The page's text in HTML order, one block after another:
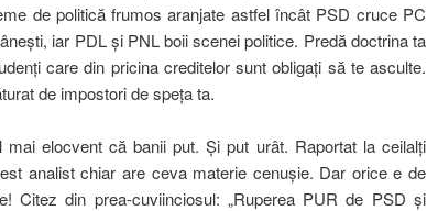
de politică frumos aranjate astfel încât PSD cruce PC
iar PDL şi PNL boii scenei politice. Predă doctrina ta
care din pricina creditelor sunt obligaţi să te asculte.
de impostori de speţa ta.
elocvent că banii put. Şi put urât. Raportat la ceilalţi
analist chiar are ceva materie cenuşie. Dar orice e de
Citez din prea-cuviinciosul: „Ruperea PUR de PSD şi